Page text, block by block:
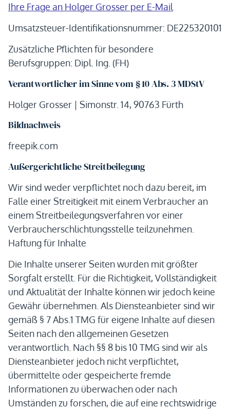
Ihre Frage an Holger Grosser per E-Mail
Umsatzsteuer-Identifikationsnummer: DE225320101
Zusätzliche Pflichten für besondere
Berufsgruppen: Dipl. Ing. (FH)
Verantwortlicher im Sinne vom § 10 Abs. 3 MDStV
Holger Grosser | Simonstr. 14, 90763 Fürth
Bildnachweis
freepik.com
Außergerichtliche Streitbeilegung
Wir sind weder verpflichtet noch dazu bereit, im
Falle einer Streitigkeit mit einem Verbraucher an
einem Streitbeilegungsverfahren vor einer
Verbraucherschlichtungsstelle teilzunehmen.
Haftung für Inhalte
Die Inhalte unserer Seiten wurden mit größter
Sorgfalt erstellt. Für die Richtigkeit, Vollständigkeit
und Aktualität der Inhalte können wir jedoch keine
Gewähr übernehmen. Als Diensteanbieter sind wir
gemäß § 7 Abs.1 TMG für eigene Inhalte auf diesen
Seiten nach den allgemeinen Gesetzen
verantwortlich. Nach §§ 8 bis 10 TMG sind wir als
Diensteanbieter jedoch nicht verpflichtet,
übermittelte oder gespeicherte fremde
Informationen zu überwachen oder nach
Umständen zu forschen, die auf eine rechtswidrige